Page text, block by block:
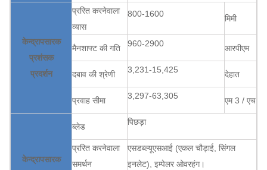
केन्द्रापसारक
प्रशंसक
प्रदर्शन
प्ररित करनेवाला
व्यास
800-1600 मिमी
मैनशाफ्ट की गति 960-2900 आरपीएम
दबाव की श्रेणी 3,231-15,425 देहात
प्रवाह सीमा 3,297-63,305 एम 3 / एच
केन्द्रापसारक
ब्लेड पिछड़ा
प्ररित करनेवाला
समर्थन
एसडब्ल्यूएसआई (एकल चौड़ाई, सिंगल
इनलेट), इम्पेलर ओवरहंग।